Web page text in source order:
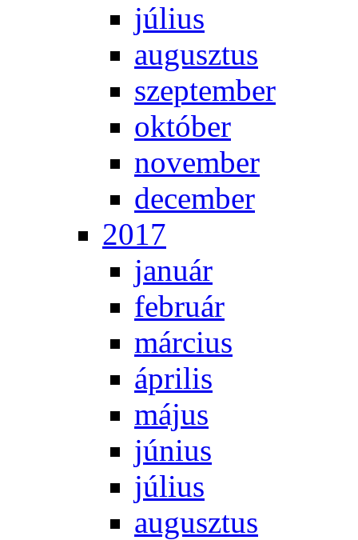
jú­li­us
au­gusz­tus
szep­tem­ber
ok­tó­ber
no­vem­ber
de­cem­ber
2017
ja­nu­ár
feb­ru­ár
már­ci­us
áp­ri­lis
má­jus
jú­ni­us
jú­li­us
au­gusz­tus